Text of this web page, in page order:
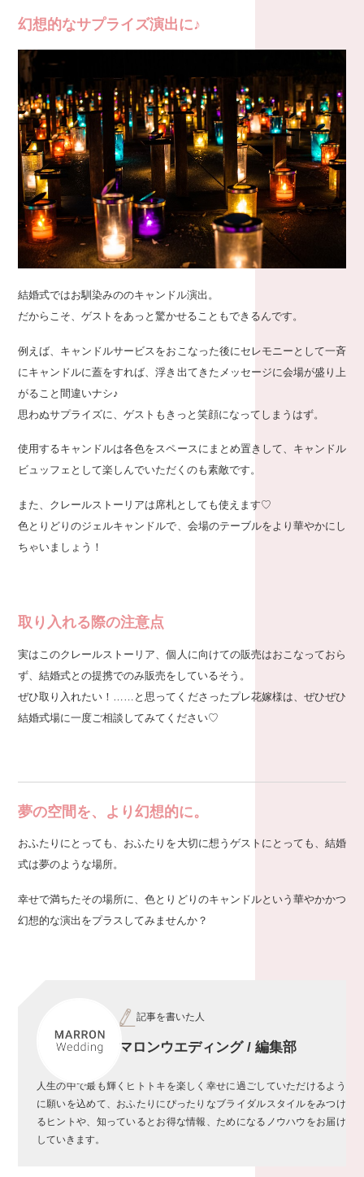
幻想的なサプライズ演出に♪
結婚式ではお馴染みののキャンドル演出。
だからこそ、ゲストをあっと驚かせることもできるんです。
例えば、キャンドルサービスをおこなった後にセレモニーとして一斉
にキャンドルに蓋をすれば、浮き出てきたメッセージに会場が盛り上
がること間違いナシ♪
思わぬサプライズに、ゲストもきっと笑顔になってしまうはず。
使用するキャンドルは各色をスペースにまとめ置きして、キャンドル
ビュッフェとして楽しんでいただくのも素敵です。
また、クレールストーリアは席札としても使えます♡
色とりどりのジェルキャンドルで、会場のテーブルをより華やかにし
ちゃいましょう！
取り入れる際の注意点
実はこのクレールストーリア、個人に向けての販売はおこなっておら
ず、結婚式との提携でのみ販売をしているそう。
ぜひ取り入れたい！……と思ってくださったプレ花嫁様は、ぜひぜひ
結婚式場に一度ご相談してみてください♡
夢の空間を、より幻想的に。
おふたりにとっても、おふたりを大切に想うゲストにとっても、結婚
式は夢のような場所。
幸せで満ちたその場所に、色とりどりのキャンドルという華やかかつ
幻想的な演出をプラスしてみませんか？
記事を書いた人
マロンウエディング / 編集部
人生の中で最も輝くヒトトキを楽しく幸せに過ごしていただけるよう
に願いを込めて、おふたりにぴったりなブライダルスタイルをみつけ
るヒントや、知っているとお得な情報、ためになるノウハウをお届け
していきます。